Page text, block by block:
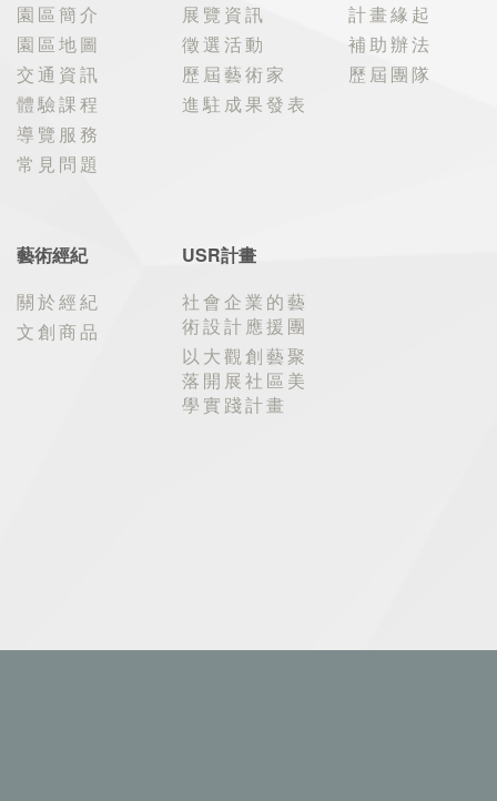
園區簡介
園區地圖
交通資訊
體驗課程
導覽服務
常見問題
展覽資訊
徵選活動
歷屆藝術家
進駐成果發表
計畫緣起
補助辦法
歷屆團隊
藝術經紀
關於經紀
文創商品
USR計畫
社會企業的藝
術設計應援團
以大觀創藝聚
落開展社區美
學實踐計畫